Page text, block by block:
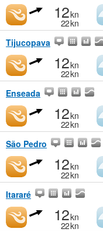
12kn
22kn
Tijucopava
12kn
22kn
Enseada
12kn
22kn
São Pedro
12kn
22kn
Itararé
12kn
22kn